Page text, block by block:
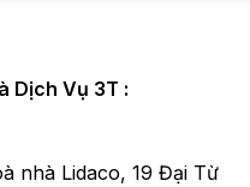
Dịch Vụ 3T :
nhà Lidaco, 19 Đại Từ